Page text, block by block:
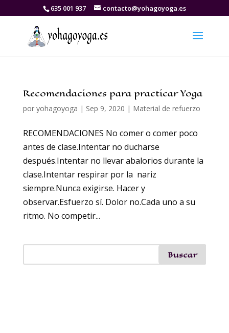
635 001 937 contacto@yohagoyoga.es
Recomendaciones para practicar Yoga
por yohagoyoga | Sep 9, 2020 | Material de refuerzo
RECOMENDACIONES No comer o comer poco
antes de clase.Intentar no ducharse
después.Intentar no llevar abalorios durante la
clase.Intentar respirar por la nariz
siempre.Nunca exigirse. Hacer y
observar.Esfuerzo sí. Dolor no.Cada uno a su
ritmo. No competir...